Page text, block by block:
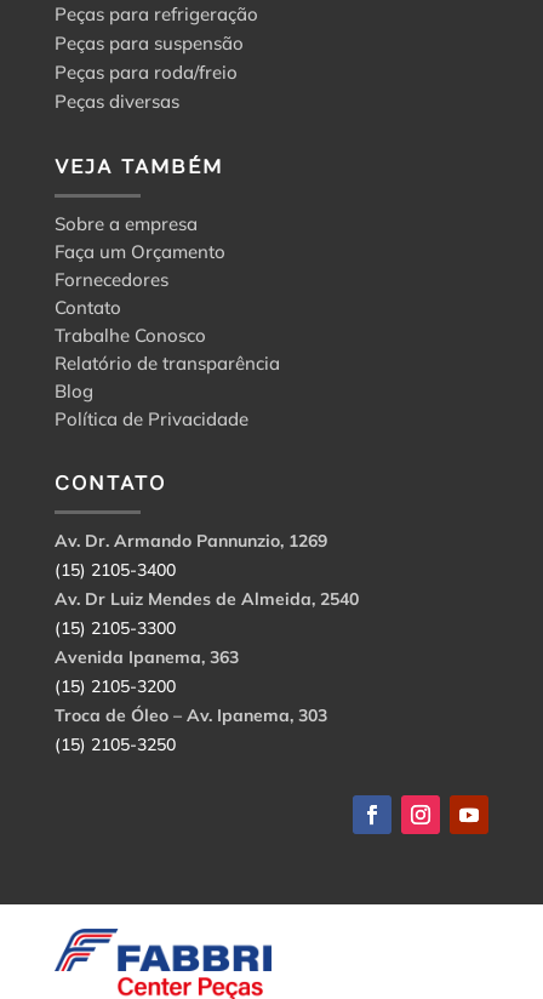
Peças para refrigeração
Peças para suspensão
Peças para roda/freio
Peças diversas
VEJA TAMBÉM
Sobre a empresa
Faça um Orçamento
Fornecedores
Contato
Trabalhe Conosco
Relatório de transparência
Blog
Política de Privacidade
CONTATO
Av. Dr. Armando Pannunzio, 1269
(15) 2105-3400
Av. Dr Luiz Mendes de Almeida, 2540
(15) 2105-3300
Avenida Ipanema, 363
(15) 2105-3200
Troca de Óleo – Av. Ipanema, 303
(15) 2105-3250